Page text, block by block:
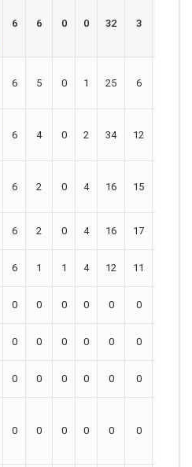
6 6 0 0 32 3
6 5 0 1 25 6
6 4 0 2 34 12
6 2 0 4 16 15
6 2 0 4 16 17
6 1 1 4 12 11
0 0 0 0 0 0
0 0 0 0 0 0
0 0 0 0 0 0
0 0 0 0 0 0